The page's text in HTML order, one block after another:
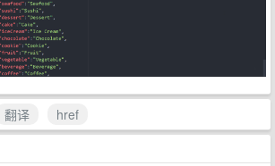
翻译
href